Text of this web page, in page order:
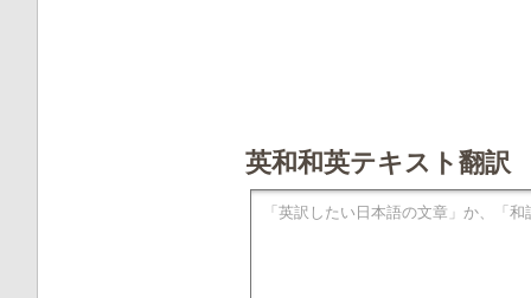
英和和英テキスト翻訳